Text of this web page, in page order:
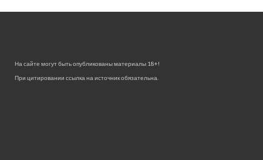
На сайте могут быть опубликованы материалы 18+!
При цитировании ссылка на источник обязательна.